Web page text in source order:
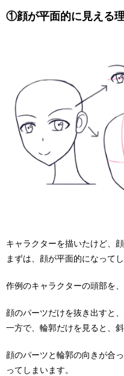
①顔が平面的に見える
キャラクターを描いたけど、
まずは、顔が平面的になって
作例のキャラクターの頭部を
顔のパーツだけを抜き出すと
一方で、輪郭だけを見ると、
顔のパーツと輪郭の向きが合
ってしまいます。